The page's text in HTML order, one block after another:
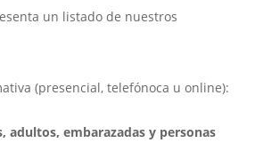
un listado de nuestros
(presencial, telefónoca u online):
adultos, embarazadas y personas